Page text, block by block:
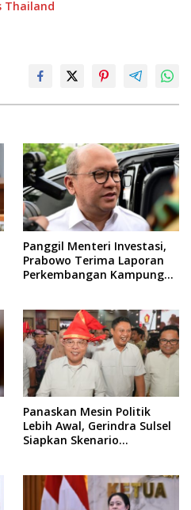
Thailand
Panggil Menteri Investasi,
Prabowo Terima Laporan
Perkembangan Kampung
Panaskan Mesin Politik
Lebih Awal, Gerindra Sulsel
Siapkan Skenario